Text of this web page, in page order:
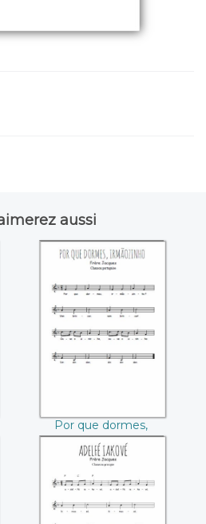
aussi
Por que dormes,
irmãozinho
Por que dormes,
irmãozinho
adelfé iakové